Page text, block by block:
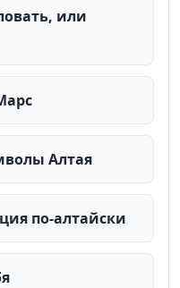
или
Алтая
по-алтайски